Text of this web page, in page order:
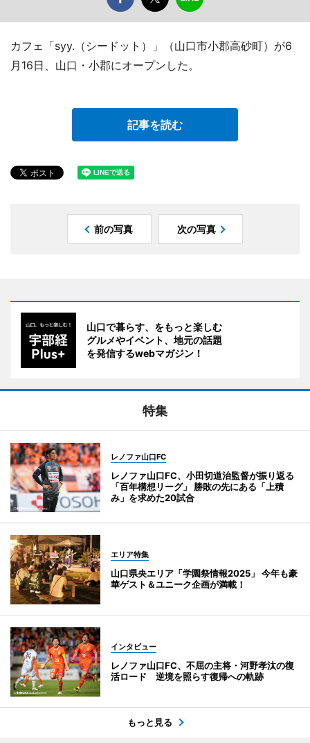
カフェ「syy.（シードット）」（山口市小郡高砂町）が6
月16日、山口・小郡にオープンした。
記事を読む
前の写真 次の写真
山口で暮らす、をもっと楽しむ
グルメやイベント、地元の話題
を発信するwebマガジン！
特集
レノファ山口FC
レノファ山口FC、小田切道治監督が振り返る
「百年構想リーグ」 勝敗の先にある「上積
み」を求めた20試合
エリア特集
山口県央エリア「学園祭情報2025」 今年も豪
華ゲスト＆ユニーク企画が満載！
インタビュー
レノファ山口FC、不屈の主将・河野孝汰の復
活ロード 逆境を照らす復帰への軌跡
もっと見る